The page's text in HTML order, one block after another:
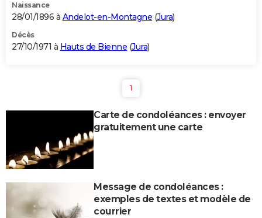
Naissance
28/01/1896 à Andelot-en-Montagne (Jura)
Décès
27/10/1971 à Hauts de Bienne (Jura)
1
Carte de condoléances : envoyer
gratuitement une carte
Message de condoléances :
exemples de textes et modèle de
courrier